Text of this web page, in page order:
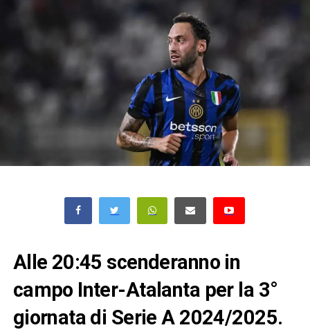
Alle 20:45 scenderanno in
campo Inter-Atalanta per la 3°
giornata di Serie A 2024/2025.